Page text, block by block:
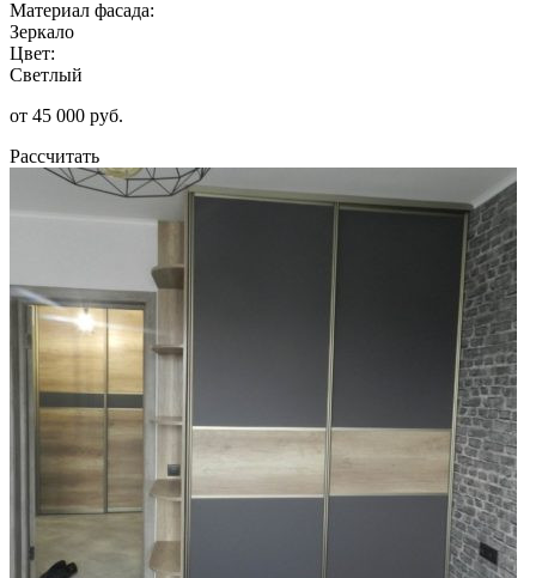
Материал фасада:
Зеркало
Цвет:
Светлый
от 45 000 руб.
Рассчитать